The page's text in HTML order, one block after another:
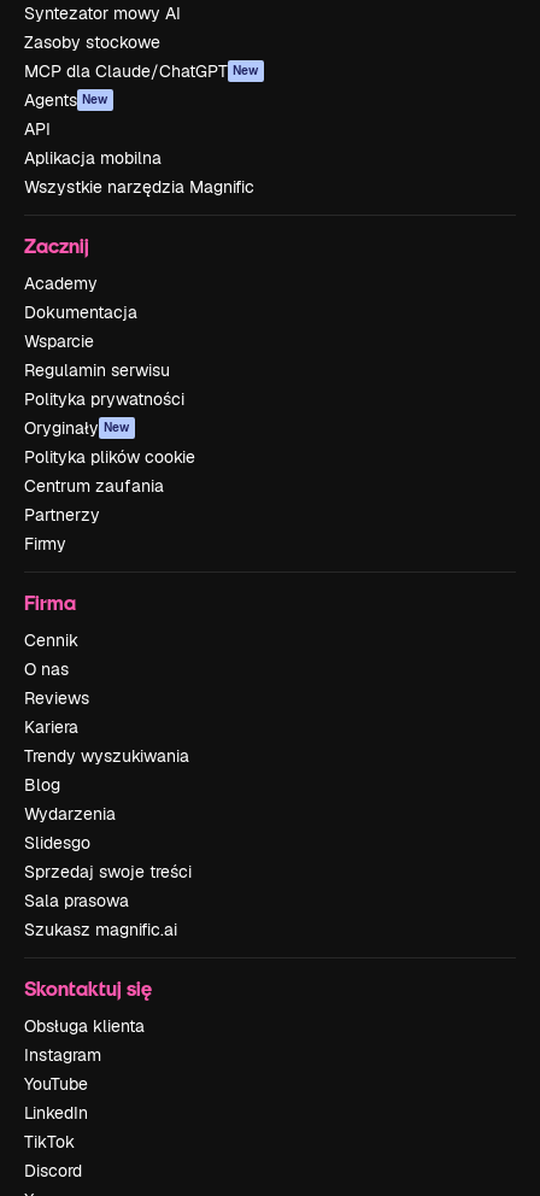
Syntezator mowy AI
Zasoby stockowe
MCP dla Claude/ChatGPT New
Agents New
API
Aplikacja mobilna
Wszystkie narzędzia Magnific
Zacznij
Academy
Dokumentacja
Wsparcie
Regulamin serwisu
Polityka prywatności
Oryginały New
Polityka plików cookie
Centrum zaufania
Partnerzy
Firmy
Firma
Cennik
O nas
Reviews
Kariera
Trendy wyszukiwania
Blog
Wydarzenia
Slidesgo
Sprzedaj swoje treści
Sala prasowa
Szukasz magnific.ai
Skontaktuj się
Obsługa klienta
Instagram
YouTube
LinkedIn
TikTok
Discord